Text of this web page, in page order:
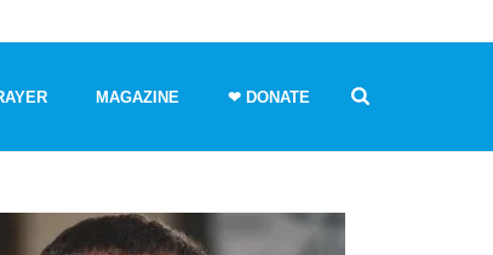
MAGAZINE ❤ DONATE